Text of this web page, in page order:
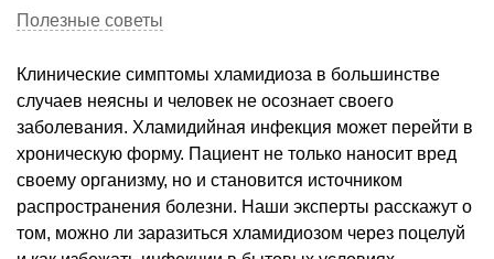
Полезные советы
Клинические симптомы хламидиоза в большинстве
случаев неясны и человек не осознает своего
заболевания. Хламидийная инфекция может перейти в
хроническую форму. Пациент не только наносит вред
своему организму, но и становится источником
распространения болезни. Наши эксперты расскажут о
том, можно ли заразиться хламидиозом через поцелуй